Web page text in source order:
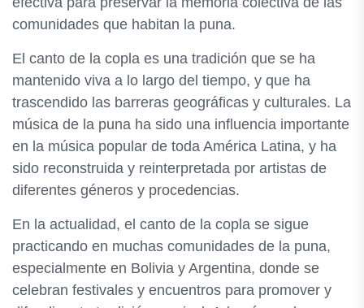
comunidades que habitan la puna.
El canto de la copla es una tradición que se ha
mantenido viva a lo largo del tiempo, y que ha
trascendido las barreras geográficas y culturales. La
música de la puna ha sido una influencia importante
en la música popular de toda América Latina, y ha
sido reconstruida y reinterpretada por artistas de
diferentes géneros y procedencias.
En la actualidad, el canto de la copla se sigue
practicando en muchas comunidades de la puna,
especialmente en Bolivia y Argentina, donde se
celebran festivales y encuentros para promover y